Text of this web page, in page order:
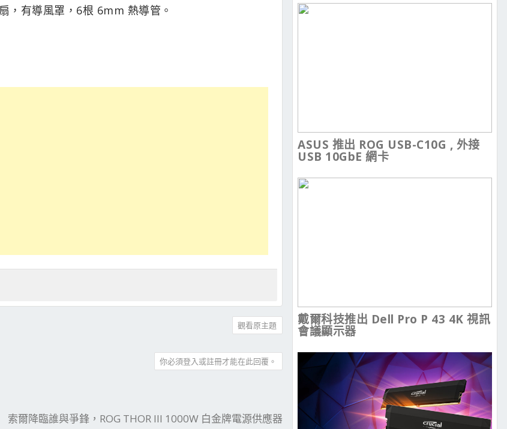
，有導風罩，6根 6mm 熱導管。
觀看原主題
你必須登入或註冊才能在此回覆。
索爾降臨誰與爭鋒，ROG THOR III 1000W 白金牌電源供應器
ASUS 推出 ROG USB-C10G , 外接
USB 10GbE 網卡
戴爾科技推出 Dell Pro P 43 4K 視訊
會議顯示器